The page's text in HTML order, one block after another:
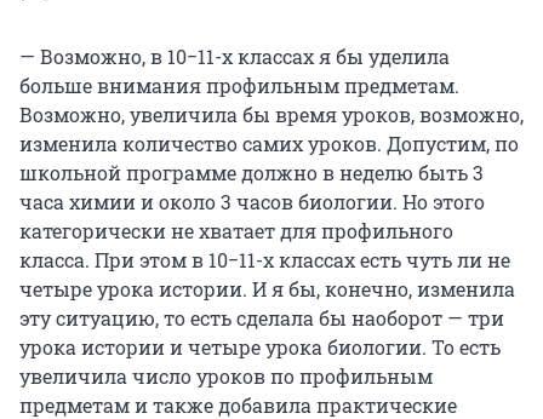
— Возможно, в 10−11-х классах я бы уделила
больше внимания профильным предметам.
Возможно, увеличила бы время уроков, возможно,
изменила количество самих уроков. Допустим, по
школьной программе должно в неделю быть 3
часа химии и около 3 часов биологии. Но этого
категорически не хватает для профильного
класса. При этом в 10−11-х классах есть чуть ли не
четыре урока истории. И я бы, конечно, изменила
эту ситуацию, то есть сделала бы наоборот — три
урока истории и четыре урока биологии. То есть
увеличила число уроков по профильным
предметам и также добавила практические